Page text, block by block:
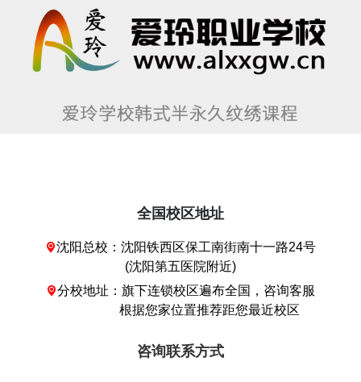
全国校区地址
沈阳总校：沈阳铁西区保工南街南十一路24号
(沈阳第五医院附近)
分校地址：旗下连锁校区遍布全国，咨询客服
根据您家位置推荐距您最近校区
咨询联系方式